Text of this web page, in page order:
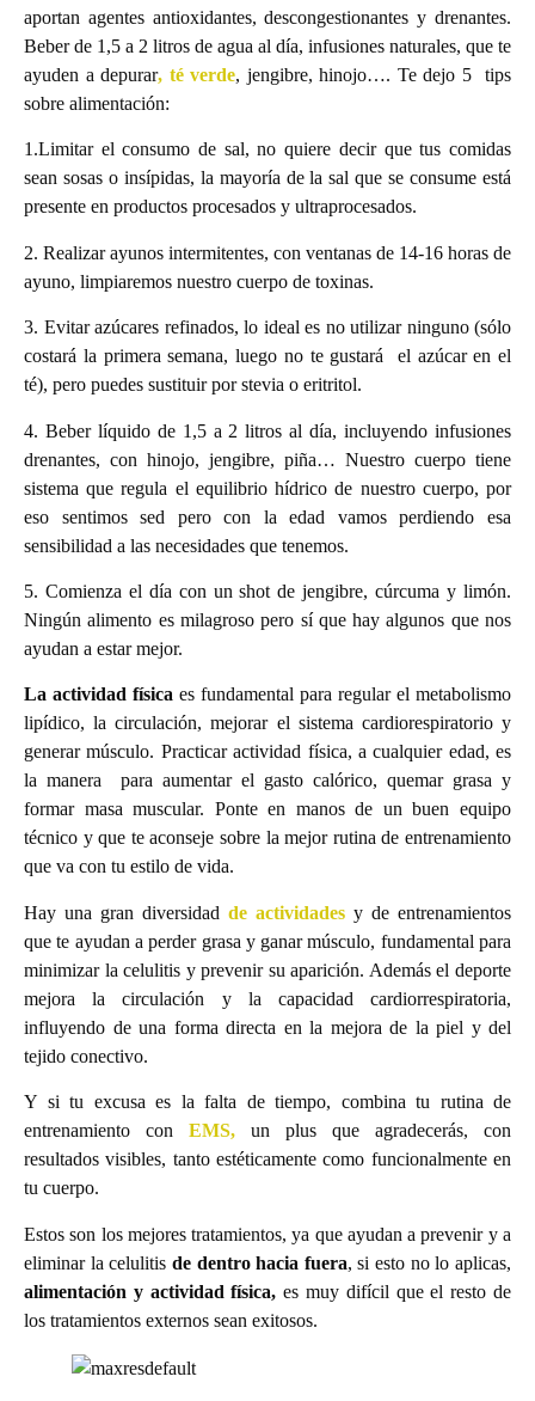
aportan agentes antioxidantes, descongestionantes y drenantes.
Beber de 1,5 a 2 litros de agua al día, infusiones naturales, que te
ayuden a depurar, té verde, jengibre, hinojo…. Te dejo 5 tips
sobre alimentación:
1.Limitar el consumo de sal, no quiere decir que tus comidas
sean sosas o insípidas, la mayoría de la sal que se consume está
presente en productos procesados y ultraprocesados.
2. Realizar ayunos intermitentes, con ventanas de 14-16 horas de
ayuno, limpiaremos nuestro cuerpo de toxinas.
3. Evitar azúcares refinados, lo ideal es no utilizar ninguno (sólo
costará la primera semana, luego no te gustará el azúcar en el
té), pero puedes sustituir por stevia o eritritol.
4. Beber líquido de 1,5 a 2 litros al día, incluyendo infusiones
drenantes, con hinojo, jengibre, piña… Nuestro cuerpo tiene
sistema que regula el equilibrio hídrico de nuestro cuerpo, por
eso sentimos sed pero con la edad vamos perdiendo esa
sensibilidad a las necesidades que tenemos.
5. Comienza el día con un shot de jengibre, cúrcuma y limón.
Ningún alimento es milagroso pero sí que hay algunos que nos
ayudan a estar mejor.
La actividad física es fundamental para regular el metabolismo
lipídico, la circulación, mejorar el sistema cardiorespiratorio y
generar músculo. Practicar actividad física, a cualquier edad, es
la manera para aumentar el gasto calórico, quemar grasa y
formar masa muscular. Ponte en manos de un buen equipo
técnico y que te aconseje sobre la mejor rutina de entrenamiento
que va con tu estilo de vida.
Hay una gran diversidad de actividades y de entrenamientos
que te ayudan a perder grasa y ganar músculo, fundamental para
minimizar la celulitis y prevenir su aparición. Además el deporte
mejora la circulación y la capacidad cardiorrespiratoria,
influyendo de una forma directa en la mejora de la piel y del
tejido conectivo.
Y si tu excusa es la falta de tiempo, combina tu rutina de
entrenamiento con EMS, un plus que agradecerás, con
resultados visibles, tanto estéticamente como funcionalmente en
tu cuerpo.
Estos son los mejores tratamientos, ya que ayudan a prevenir y a
eliminar la celulitis de dentro hacia fuera, si esto no lo aplicas,
alimentación y actividad física,es muy difícil que el resto de
los tratamientos externos sean exitosos.